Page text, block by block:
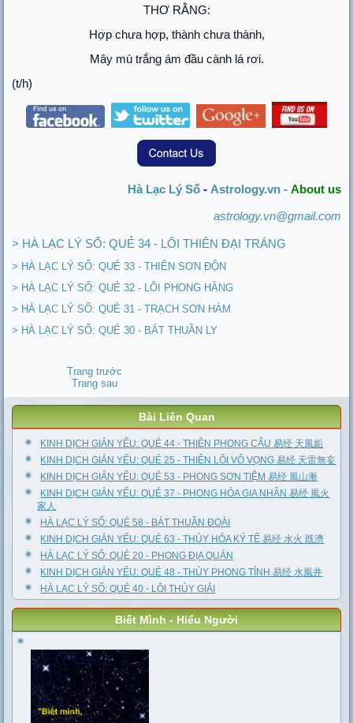
THƠ RẰNG:
Hợp chưa hợp, thành chưa thành,
Mây mù trắng ám đầu cành lá rơi.
(t/h)
Hà Lạc Lý Số- Astrology.vn - About us
astrology.vn@gmail.com
> HÀ LẠC LÝ SỐ: QUẺ 34 - LÔI THIÊN ĐẠI TRÁNG
> HÀ LẠC LÝ SỐ: QUẺ 33 - THIÊN SƠN ĐỘN
> HÀ LẠC LÝ SỐ: QUẺ 32 - LÔI PHONG HẰNG
> HÀ LẠC LÝ SỐ: QUẺ 31 - TRẠCH SƠN HÀM
> HÀ LẠC LÝ SỐ: QUẺ 30 - BÁT THUẦN LY
Trang trước
Trang sau
Bài Liên Quan
KINH DỊCH GIẢN YẾU: QUẺ 44 - THIÊN PHONG CẤU 易经 天風姤
KINH DỊCH GIẢN YẾU: QUẺ 25 - THIÊN LÔI VÔ VỌNG 易经 天雷無妄
KINH DỊCH GIẢN YẾU: QUẺ 53 - PHONG SƠN TIỆM 易经 風山漸
KINH DỊCH GIẢN YẾU: QUẺ 37 - PHONG HỎA GIA NHÂN 易经 風火
家人
HÀ LẠC LÝ SỐ: QUẺ 58 - BÁT THUẦN ĐOÀI
KINH DỊCH GIẢN YẾU: QUẺ 63 - THỦY HỎA KÝ TẾ 易经 水火 既濟
HÀ LẠC LÝ SỐ: QUẺ 20 - PHONG ĐỊA QUÁN
KINH DỊCH GIẢN YẾU: QUẺ 48 - THỦY PHONG TỈNH 易经 水風井
HÀ LẠC LÝ SỐ: QUẺ 40 - LÔI THỦY GIẢI
Biết Mình - Hiểu Người